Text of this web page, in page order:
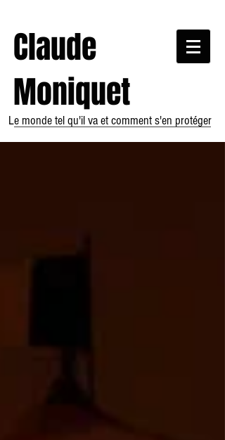
Claude
Moniquet
Le monde tel qu'il va et comment s'en protéger